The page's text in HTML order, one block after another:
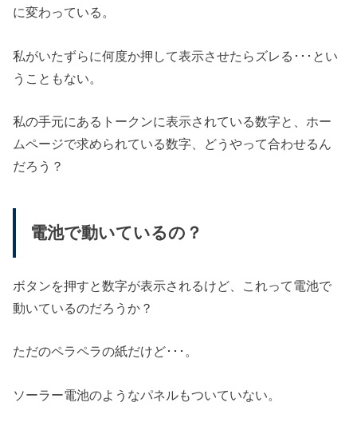
に変わっている。
私がいたずらに何度か押して表示させたらズレる･･･とい
うこともない。
私の手元にあるトークンに表示されている数字と、ホー
ムページで求められている数字、どうやって合わせるん
だろう？
電池で動いているの？
ボタンを押すと数字が表示されるけど、これって電池で
動いているのだろうか？
ただのペラペラの紙だけど･･･。
ソーラー電池のようなパネルもついていない。